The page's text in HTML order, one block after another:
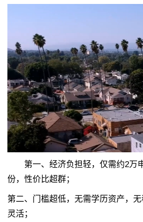
第一、经济负担轻，仅需约2万
份，性价比超群；
第二、 门槛超低，无需学历资产，
灵活；